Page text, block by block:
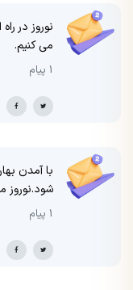
نوروز در
می کنیم.
1 پیام
با آمدن
شود.نوروز
1 پیام